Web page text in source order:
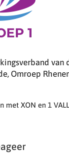
Omroep
met XON en 1